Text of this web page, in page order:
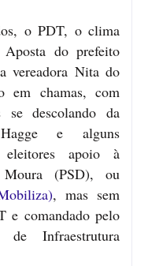
o PDT, o clima
do prefeito
vereadora Nita do
em chamas, com
se descolando da
e alguns
apoio à
Moura (PSD), ou
, mas sem
e comandado pelo
de Infraestrutura